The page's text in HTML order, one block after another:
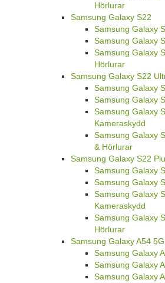
Hörlurar
Samsung Galaxy S22
Samsung Galaxy
Samsung Galaxy
Samsung Galaxy
Hörlurar
Samsung Galaxy S22
Samsung Galaxy
Samsung Galaxy
Samsung Galaxy
Kameraskydd
Samsung Galaxy
& Hörlurar
Samsung Galaxy S22
Samsung Galaxy
Samsung Galaxy
Samsung Galaxy
Kameraskydd
Samsung Galaxy
Hörlurar
Samsung Galaxy A54 5G
Samsung Galaxy
Samsung Galaxy
Samsung Galaxy